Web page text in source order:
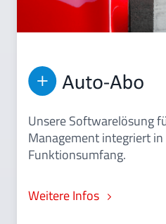
Unsere Softwarelösung
Management integriert in den
Funktionsumfang.
Weitere Infos